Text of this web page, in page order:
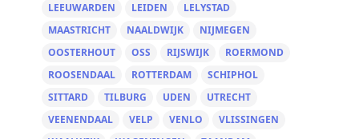
LEEUWARDEN
LEIDEN
LELYSTAD
MAASTRICHT
NAALDWIJK
NIJMEGEN
OOSTERHOUT
OSS RIJSWIJK
ROERMOND
ROOSENDAAL
ROTTERDAM
SCHIPHOL
SITTARD
TILBURG UDEN
UTRECHT
VEENENDAAL
VELP VENLO
VLISSINGEN